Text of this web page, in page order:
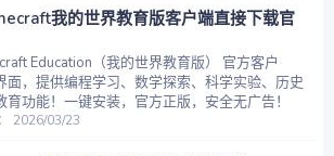
我的世界教育版客户端直接下载官
Education（我的世界教育版） 官方客户
面，提供编程学习、数学探索、科学实验、历史
功能！一键安装，官方正版，安全无广告！
2026/03/23